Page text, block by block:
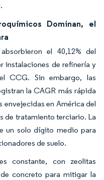
Dominan, el
el 40,12% del
instalaciones de refinería y
CCG. Sin embargo, las
la CAGR más rápida
envejecidas en América del
de tratamiento terciario. La
un solo dígito medio para
de suelo.
constante, con zeolitas
concreto para mitigar la